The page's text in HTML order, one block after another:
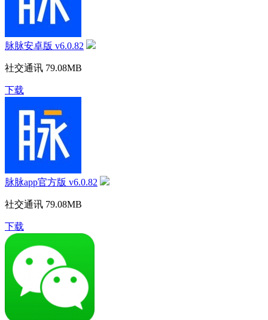
脉脉安卓版 v6.0.82
社交通讯 79.08MB
下载
脉脉app官方版 v6.0.82
社交通讯 79.08MB
下载